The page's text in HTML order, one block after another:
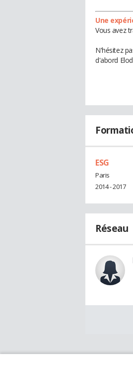
Une
Vous avez
N'hésitez
d'abord
ESG
Paris
2014 - 2017
Réseau